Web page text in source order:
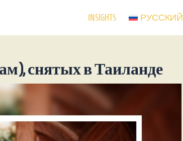
INSIGHTS РУССКИЙ
снятых в Таиланде